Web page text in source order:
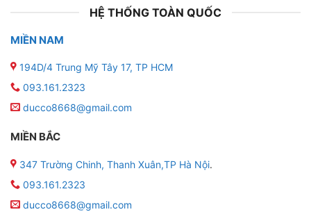
HỆ THỐNG TOÀN QUỐC
MIỀN NAM
194D/4 Trung Mỹ Tây 17, TP HCM
093.161.2323
ducco8668@gmail.com
MIỀN BẮC
347 Trường Chinh, Thanh Xuân,TP Hà Nội.
093.161.2323
ducco8668@gmail.com